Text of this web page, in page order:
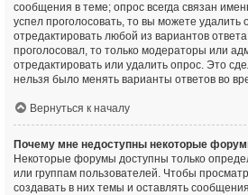
сообщения в теме; опрос всегда связан
успел проголосовать, то вы можете удалить
отредактировать любой из вариантов
проголосовал, то только модераторы или
отредактировать или удалить опрос. Это
нельзя было менять варианты ответов во
Вернуться к началу
Почему мне недоступны некоторые
Некоторые форумы доступны только
или группам пользователей. Чтобы
создавать в них темы и оставлять